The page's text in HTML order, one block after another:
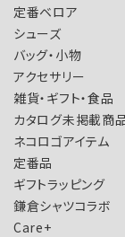
定番ベロア
シューズ
バッグ・小物
アクセサリー
雑貨・ギフト・食品
カタログ未掲載商
ネコロゴアイテム
定番品
ギフトラッピング
鎌倉シャツコラボ
Care+